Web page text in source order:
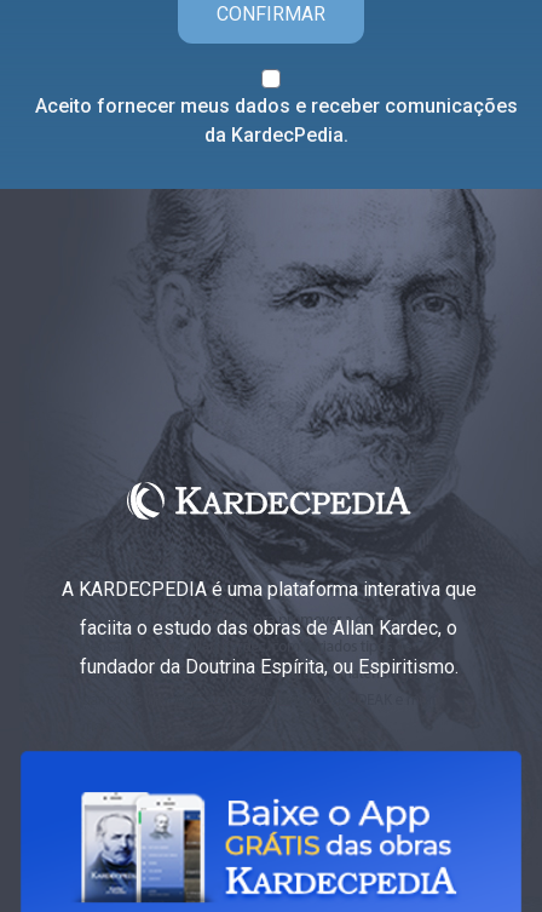
CONFIRMAR
Aceito fornecer meus dados e receber comunicações
da KardecPedia.
A KARDECPEDIA é uma plataforma interativa que
faciita o estudo das obras de Allan Kardec, o
fundador da Doutrina Espírita, ou Espiritismo.